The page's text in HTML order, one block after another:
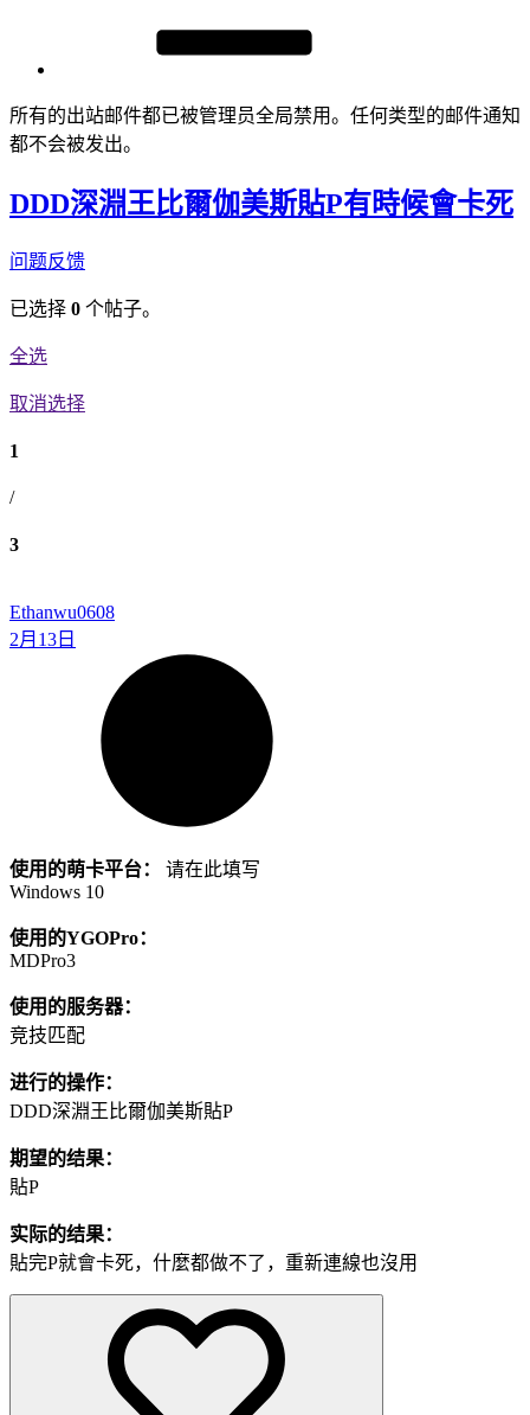
所有的出站邮件都已被管理员全局禁用。任何类型的邮件通知
都不会被发出。
DDD深淵王比爾伽美斯貼P有時候會卡死
问题反馈
已选择 0 个帖子。
全选
取消选择
1
/
3
Ethanwu0608
2月13日
使用的萌卡平台：
请在此填写
Windows 10
使用的YGOPro：
MDPro3
使用的服务器：
竞技匹配
进行的操作：
DDD深淵王比爾伽美斯貼P
期望的结果：
貼P
实际的结果：
貼完P就會卡死，什麼都做不了，重新連線也沒用